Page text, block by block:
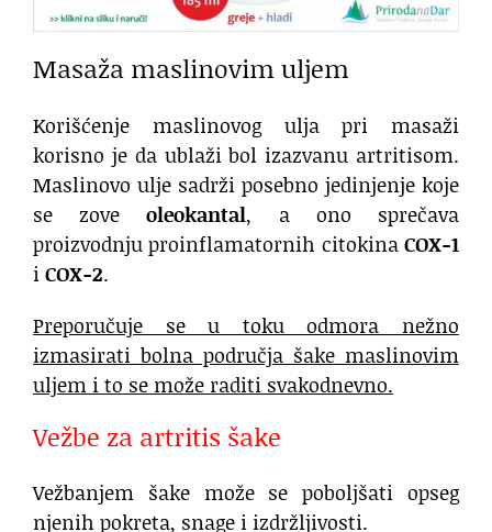
Masaža maslinovim uljem
Korišćenje maslinovog ulja pri masaži
korisno je da ublaži bol izazvanu artritisom.
Maslinovo ulje sadrži posebno jedinjenje koje
se zoveoleokantal, a ono sprečava
proizvodnju proinflamatornih citokinaCOX-1
iCOX-2.
Preporučuje se u toku odmora nežno
izmasirati bolna područja šake maslinovim
uljem i to se može raditi svakodnevno.
Vežbe za artritis šake
Vežbanjem šake može se poboljšati opseg
njenih pokreta, snage i izdržljivosti.